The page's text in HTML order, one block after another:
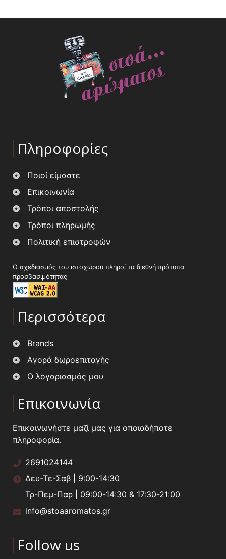
Πληροφορίες
Ποιοί είμαστε
Επικοινωνία
Τρόποι αποστολής
Τρόποι πληρωμής
Πολιτική επιστροφών
Ο σχεδιασμός του ιστοχώρου πληροί τα διεθνή πρότυπα
προσβασιμότητας
Περισσότερα
Brands
Αγορά δωροεπιταγής
Ο λογαριασμός μου
Επικοινωνία
Επικοινωνήστε μαζί μας για οποιαδήποτε
πληροφορία.
2691024144
Δευ-Τε-Σαβ | 9:00-14:30
Τρ-Πεμ-Παρ | 09:00-14:30 & 17:30-21:00
info@stoaaromatos.gr
Follow us